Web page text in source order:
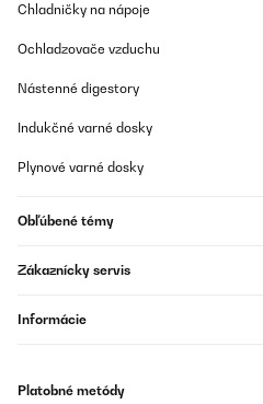
Chladničky na nápoje
Ochladzovače vzduchu
Nástenné digestory
Indukčné varné dosky
Plynové varné dosky
Obľúbené témy
Zákaznícky servis
Informácie
Platobné metódy